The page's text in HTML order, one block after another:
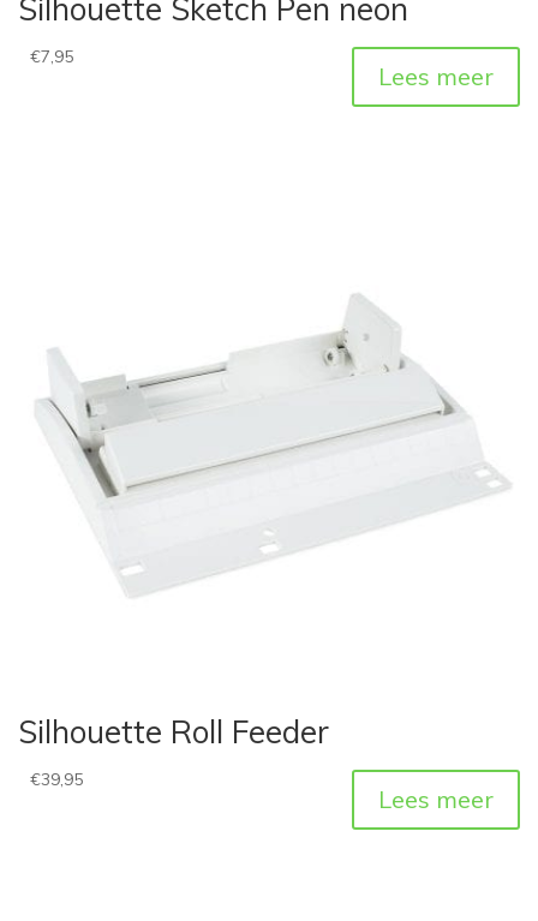
Silhouette Sketch Pen neon
€7,95
Lees meer
Silhouette Roll Feeder
€39,95
Lees meer